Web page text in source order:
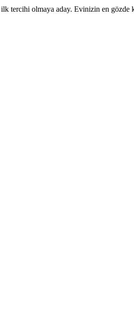
tercihi olmaya aday. Evinizin en